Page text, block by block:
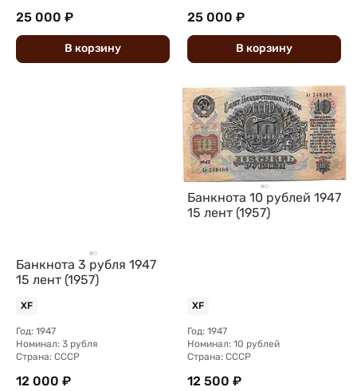
25 000 ₽
В корзину
25 000 ₽
В корзину
Банкнота 3 рубля 1947
15 лент (1957)
XF
Год: 1947
Номинал: 3 рубля
Страна: СССР
12 000 ₽
Банкнота 10 рублей 1947
15 лент (1957)
XF
Год: 1947
Номинал: 10 рублей
Страна: СССР
12 500 ₽